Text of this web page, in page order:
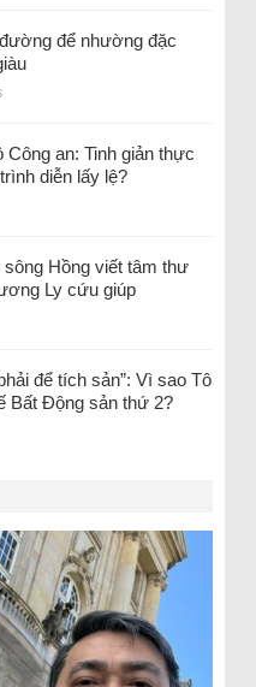
để nhường đặc
Công an: Tinh giản thực
diễn lấy lệ?
Hồng viết tâm thư
Ly cứu giúp
để tích sản”: Vì sao Tô
Bất Động sản thứ 2?